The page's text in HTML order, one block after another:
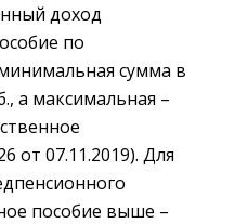
доход
по
сумма в
а максимальная –
от 07.11.2019). Для
пособие выше –